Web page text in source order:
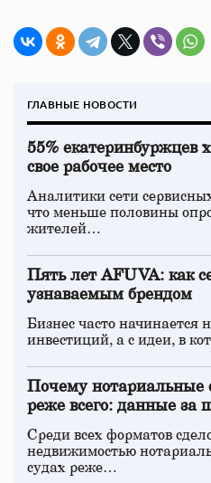
ГЛАВНЫЕ НОВОСТИ
55% екатеринбуржцев
свое рабочее место
Аналитики сети
что меньше половины
жителей…
Пять лет AFUVA: как
узнаваемым брендом
Бизнес часто начинается
инвестиций, а с идеи, в
Почему нотариальные
реже всего: данные за
Среди всех форматов
недвижимостью
судах реже…